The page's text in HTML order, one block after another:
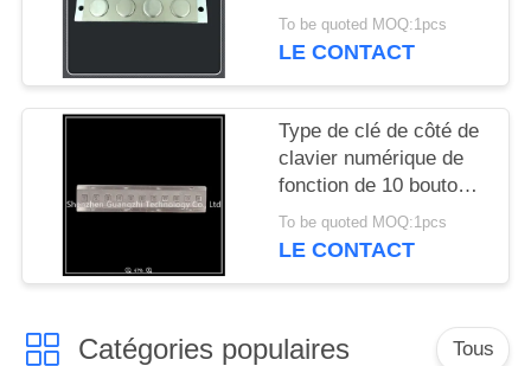
de la circulaire 4 de
terminal de service
To be quoted MOQ:1pcs
LE CONTACT
Type de clé de côté de
clavier numérique de
fonction de 10 boutons
acier inoxydable pour
l'équipement industriel
To be quoted MOQ:1pcs
LE CONTACT
Catégories populaires Tous